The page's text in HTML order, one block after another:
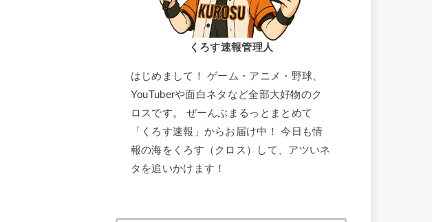
くろす速報管理人
はじめまして！ ゲーム・アニメ・野球、
YouTuberや面白ネタなど全部大好物のク
ロスです。 ぜーんぶまるっとまとめて
「くろす速報」からお届け中！ 今日も情
報の海をくろす（クロス）して、アツいネ
タを追いかけます！